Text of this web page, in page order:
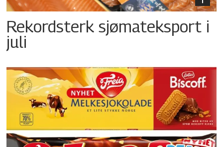
Rekordsterk sjømateksport i
juli